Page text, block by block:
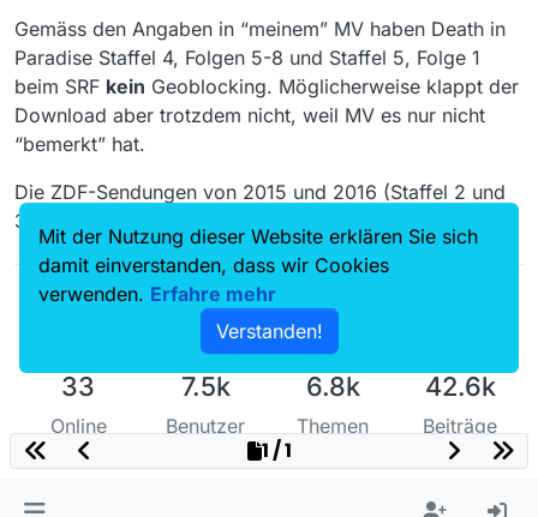
Gemäss den Angaben in “meinem” MV haben Death in
Paradise Staffel 4, Folgen 5-8 und Staffel 5, Folge 1
beim SRF kein Geoblocking. Möglicherweise klappt der
Download aber trotzdem nicht, weil MV es nur nicht
“bemerkt” hat.
Die ZDF-Sendungen von 2015 und 2016 (Staffel 2 und
3) haben Geoblocking “DE”.
33
Online
7.5k
Benutzer
6.8k
Themen
42.6k
Beiträge
1 / 1
Mit der Nutzung dieser Website erklären Sie sich
damit einverstanden, dass wir Cookies
verwenden. Erfahre mehr
Verstanden!